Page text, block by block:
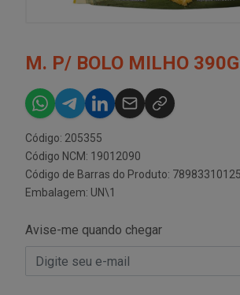
M. P/ BOLO MILHO
Código: 205355
Código NCM: 19012090
Código de Barras do Produto:
Embalagem: UN\1
Avise-me quando chegar